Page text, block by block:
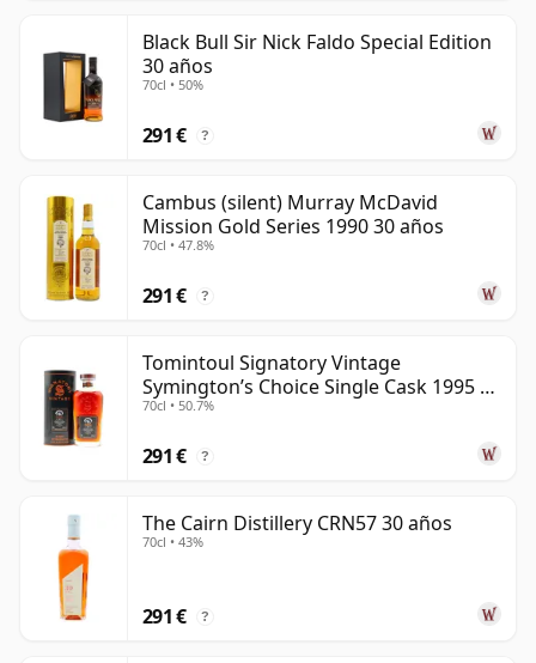
Black Bull Sir Nick Faldo Special Edition
30 años
70cl • 50%
291 € ?
Cambus (silent) Murray McDavid
Mission Gold Series 1990 30 años
70cl • 47.8%
291 € ?
Tomintoul Signatory Vintage
Symington’s Choice Single Cask 1995 30
años
70cl • 50.7%
291 € ?
The Cairn Distillery CRN57 30 años
70cl • 43%
291 € ?